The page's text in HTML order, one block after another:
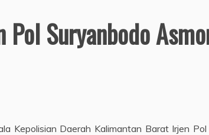
Pol Suryanbodo
Kepolisian Daerah Kalimantan Barat Irjen